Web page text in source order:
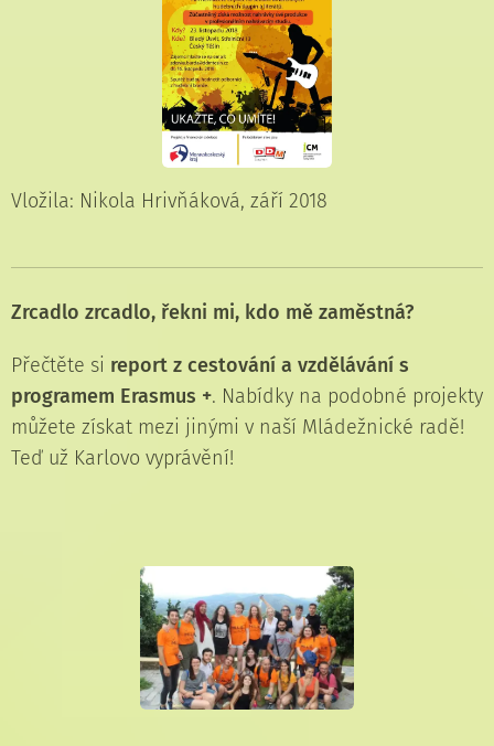
Vložila: Nikola Hrivňáková, září 2018
Zrcadlo zrcadlo, řekni mi, kdo mě zaměstná?
Přečtěte si report z cestování a vzdělávání s
programem Erasmus +. Nabídky na podobné projekty
můžete získat mezi jinými v naší Mládežnické radě!
Teď už Karlovo vyprávění!